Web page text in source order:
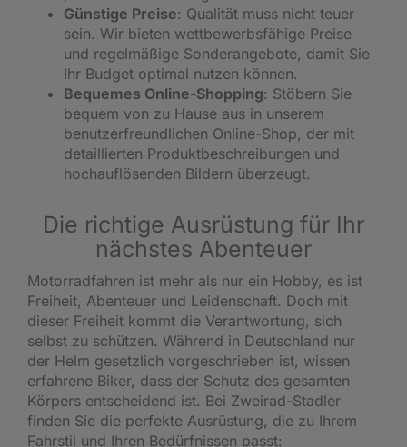
Günstige Preise: Qualität muss nicht teuer
sein. Wir bieten wettbewerbsfähige Preise
und regelmäßige Sonderangebote, damit Sie
Ihr Budget optimal nutzen können.
Bequemes Online-Shopping: Stöbern Sie
bequem von zu Hause aus in unserem
benutzerfreundlichen Online-Shop, der mit
detaillierten Produktbeschreibungen und
hochauflösenden Bildern überzeugt.
Die richtige Ausrüstung für Ihr
nächstes Abenteuer
Motorradfahren ist mehr als nur ein Hobby, es ist
Freiheit, Abenteuer und Leidenschaft. Doch mit
dieser Freiheit kommt die Verantwortung, sich
selbst zu schützen. Während in Deutschland nur
der Helm gesetzlich vorgeschrieben ist, wissen
erfahrene Biker, dass der Schutz des gesamten
Körpers entscheidend ist. Bei Zweirad-Stadler
finden Sie die perfekte Ausrüstung, die zu Ihrem
Fahrstil und Ihren Bedürfnissen passt: